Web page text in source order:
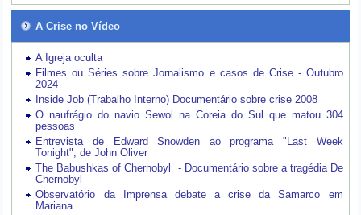
A Crise no Vídeo
A Igreja oculta
Filmes ou Séries sobre Jornalismo e casos de Crise - Outubro
2024
Inside Job (Trabalho Interno) Documentário sobre crise 2008
O naufrágio do navio Sewol na Coreia do Sul que matou 304
pessoas
Entrevista de Edward Snowden ao programa "Last Week
Tonight", de John Oliver
The Babushkas of Chernobyl - Documentário sobre a tragédia De
Chernobyl
Observatório da Imprensa debate a crise da Samarco em
Mariana